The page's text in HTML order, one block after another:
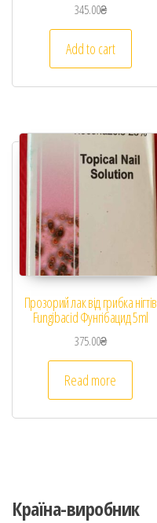
345.00₴
Add to cart
Прозорий лак від грибка нігтів
Fungibacid Фунгібацид 5ml
375.00₴
Read more
Країна-виробник